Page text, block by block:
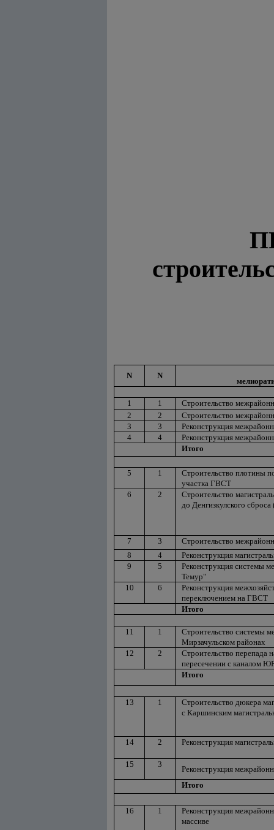
N N
1 1
Строительство
2
2
Строительство
3
3
Реконструкция
4
4
Реконструкция
Итого
5 1
Строительство плотины
участка ГВСТ
6
2
Строительство
до Денгизкулского
7 3
Строительство
8
4
Реконструкция
9
5
Реконструкция системы
Темур"
10
6
Реконструкция
переключением на ГВСТ
Итого
11 1
Строительство системы
Мирзачульском районах
12
2
Строительство перепада
пересечении с каналом
Итого
13 1
Строительство дюкера
с Каршинским
14 2 Реконструкция
15 3
Реконструкция
Итого
16 1
Реконструкция
массиве